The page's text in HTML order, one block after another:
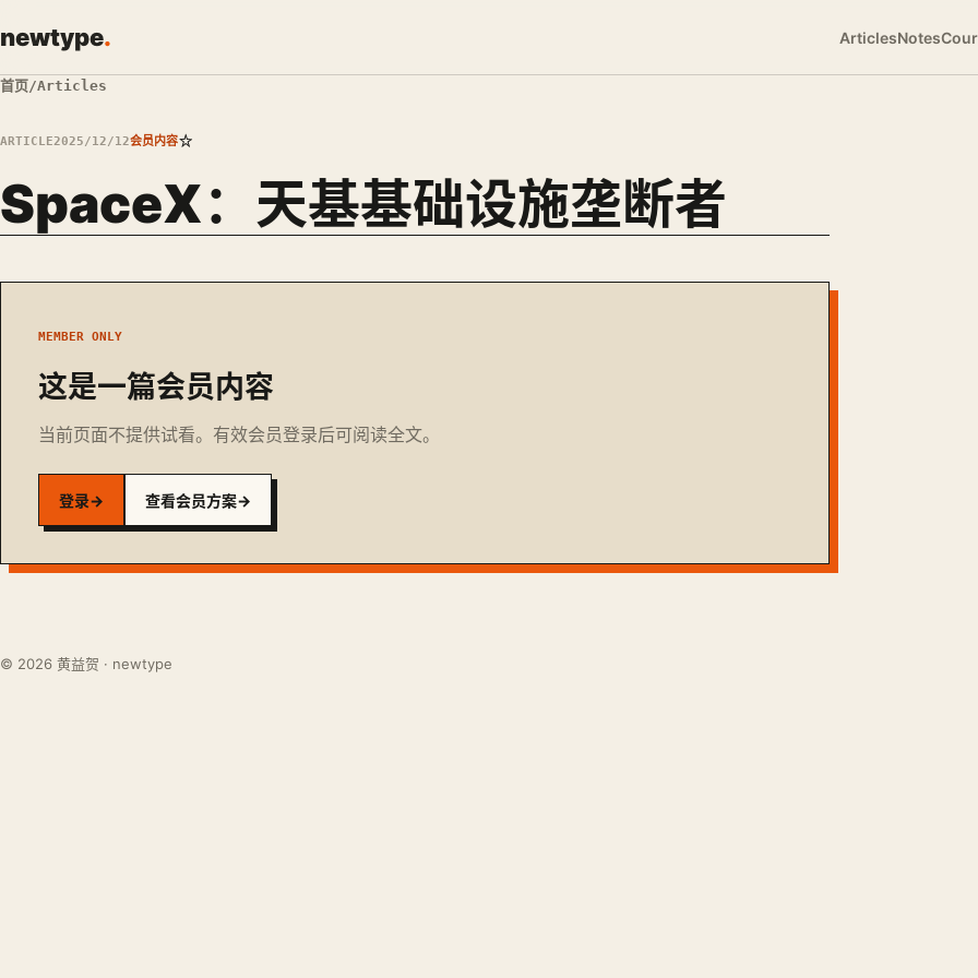
newtype. ArticlesNotes
首页/Articles
ARTICLE2025/12/12会员内容☆
SpaceX：天基基础设施垄断者
MEMBER ONLY
这是一篇会员内容
当前页面不提供试看。有效会员登录后可阅读全文。
登录→ 查看会员方案→
© 2026 黄益贺 · newtype